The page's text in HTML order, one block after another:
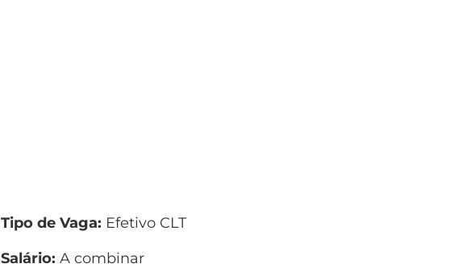
Tipo de Vaga: Efetivo CLT
Salário: A combinar